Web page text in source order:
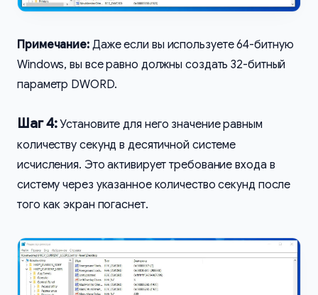
Примечание:Даже если вы используете 64-битную
Windows, вы все равно должны создать 32-битный
параметр DWORD.
Шаг 4:Установите для него значение равным
количеству секунд в десятичной системе
исчисления. Это активирует требование входа в
систему через указанное количество секунд после
того как экран погаснет.